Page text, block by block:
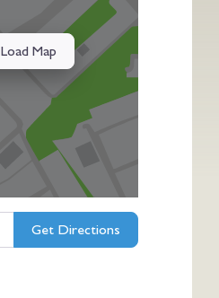
Load Map
Get Directions